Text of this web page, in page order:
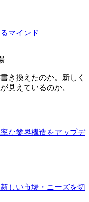
マインド
き換えたのか。新しく
見えているのか。
な業界構造をアップデ
しい市場・ニーズを切